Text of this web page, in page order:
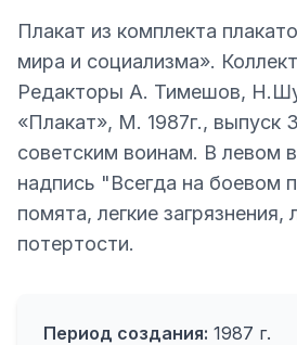
Плакат из комплекта
мира и социализма».
Редакторы А. Тимешов,
«Плакат», М. 1987г., выпуск
советским воинам. В левом
надпись "Всегда на боевом
помята, легкие загрязнения,
потертости.
Период создания: 1987 г.